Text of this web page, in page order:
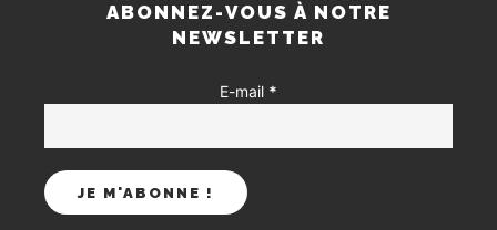
ABONNEZ-VOUS À NOTRE
NEWSLETTER
E-mail *